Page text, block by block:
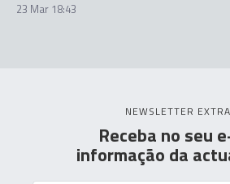
23 Mar 18:43
NEWSLETTER EXTRA
Receba no seu
informação da